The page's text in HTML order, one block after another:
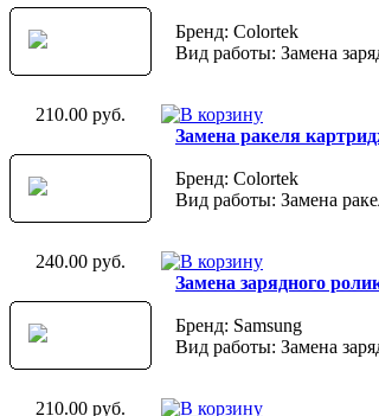
Бренд: Colortek
Вид работы: Замена
210.00 руб.
Замена ракеля
Бренд: Colortek
Вид работы: Замена
240.00 руб.
Замена зарядного
Бренд: Samsung
Вид работы: Замена
210.00 руб.